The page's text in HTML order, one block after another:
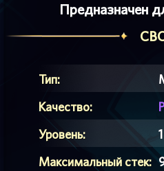
Предназначен
Тип:
Качество:
Уровень:
1
Максимальный стек: